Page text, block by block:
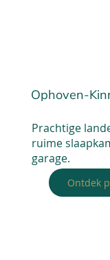
Ophoven-
Prachtige
ruime
garage.
Ontdek